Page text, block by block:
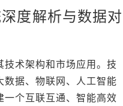
度解析与数据对
术架构和市场应用。技
据、物联网、人工智能
个互联互通、智能高效